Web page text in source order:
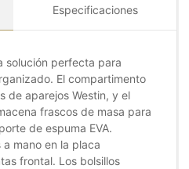
Especificaciones
solución perfecta para
El compartimento
de aparejos Westin, y el
frascos de masa para
de espuma EVA.
mano en la placa
frontal. Los bolsillos